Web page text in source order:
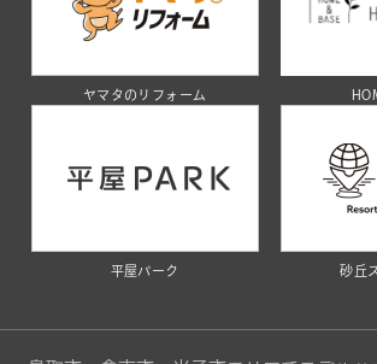
ヤマタのリフォーム
平屋パーク 砂丘